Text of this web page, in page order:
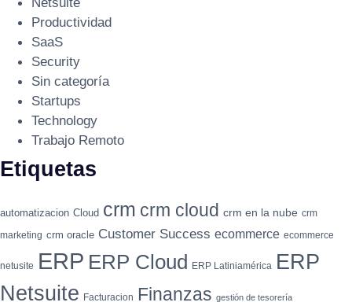
Productividad
SaaS
Security
Sin categoría
Startups
Technology
Trabajo Remoto
Etiquetas
automatizacion Cloud crm crm cloud crm en la nube crm
marketing crm oracle Customer Success ecommerce ecommerce
netusite ERP ERP Cloud ERP Latiniamérica ERP
Netsuite Facturacion Finanzas gestión de tesorería